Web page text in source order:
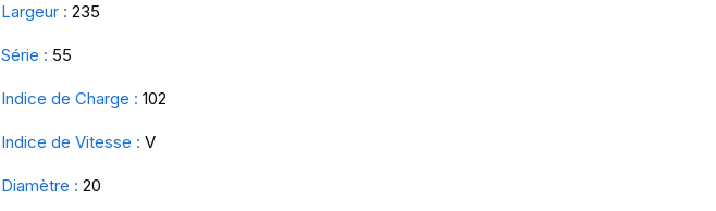
Largeur : 235
Série : 55
Indice de Charge : 102
Indice de Vitesse : V
Diamètre : 20